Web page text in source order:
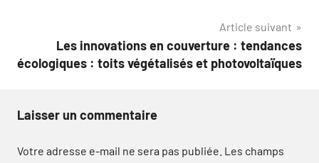
Article suivant
Les innovations en couverture : tendances
écologiques : toits végétalisés et photovoltaïques
Laisser un commentaire
Votre adresse e-mail ne sera pas publiée. Les champs